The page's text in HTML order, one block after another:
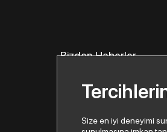
Bizden Haberler
Size en iyi deneyimi